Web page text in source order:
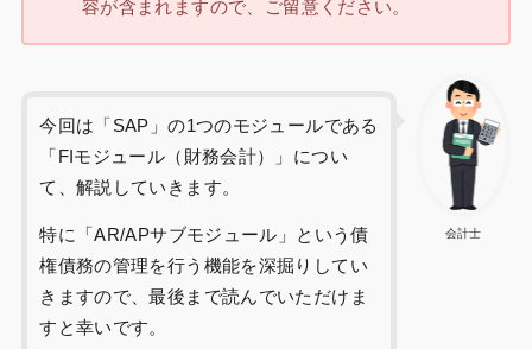
容が含まれますので、ご留意ください。
会計士
今回は「SAP」の1つのモジュールである
「FIモジュール（財務会計）」につい
て、解説していきます。
特に「AR/APサブモジュール」という債
権債務の管理を行う機能を深掘りしてい
きますので、最後まで読んでいただけま
すと幸いです。